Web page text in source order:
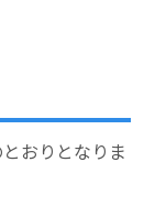
おりとなりま